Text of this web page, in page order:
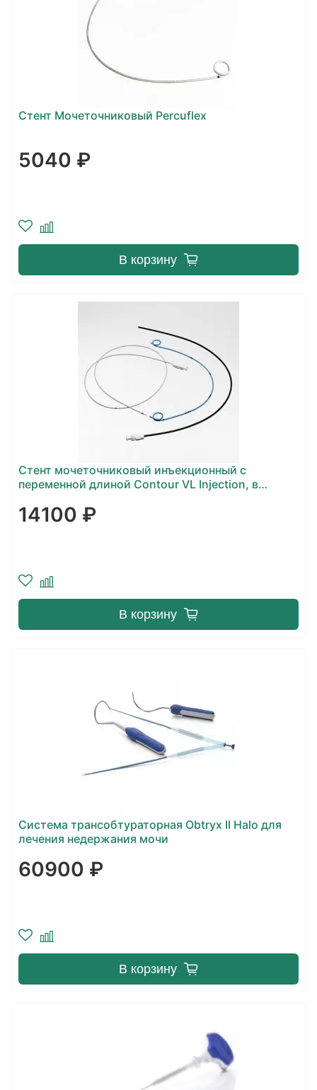
Стент Мочеточниковый Percuflex
5040 ₽
В корзину
Стент мочеточниковый инъекционный с
переменной длиной Contour VL Injection, в
14100 ₽
В корзину
Система трансобтураторная Obtryx II Halo для
лечения недержания мочи
60900 ₽
В корзину